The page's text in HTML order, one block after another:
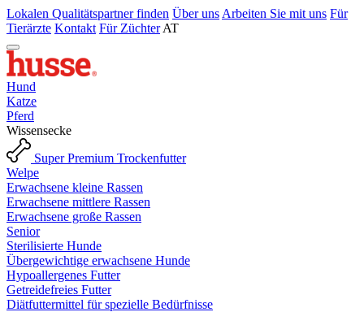
Lokalen Qualitätspartner finden Über uns Arbeiten Sie mit uns Für
Tierärzte Kontakt Für Züchter AT
Hund
Katze
Pferd
Wissensecke
Super Premium Trockenfutter
Welpe
Erwachsene kleine Rassen
Erwachsene mittlere Rassen
Erwachsene große Rassen
Senior
Sterilisierte Hunde
Übergewichtige erwachsene Hunde
Hypoallergenes Futter
Getreidefreies Futter
Diätfuttermittel für spezielle Bedürfnisse